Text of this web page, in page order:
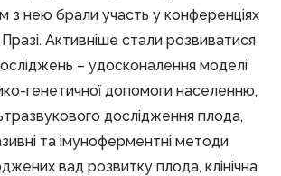
з нею брали участь у конференціях
Празі. Активніше стали розвиватися
– удосконалення моделі
генетичної допомоги населенню,
дослідження плода,
та імуноферментні методи
вад розвитку плода, клінічна